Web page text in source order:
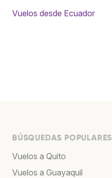
Vuelos desde Ecuador
BÚSQUEDAS POPULARES
Vuelos a Quito
Vuelos a Guayaquil